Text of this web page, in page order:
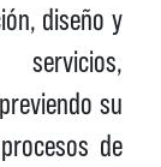
diseño y
su
de